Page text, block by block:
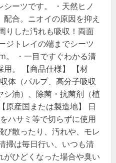
ーツです。 ・天然ヒノ
合。ニオイの原因を抑え
りした汚れも吸収！両面
ジトレイの端までシーツ
。 ・一目ですぐわかる清
。 【商品仕様】 【材
体（パルプ、高分子吸収
油）、除菌・抗菌剤（植
原産国または製造地】 日
ハサミ等で切らずに使用
び散ったり、汚れや、モレ
掃は毎日行い、いつも清
ひどくなった場合や臭い